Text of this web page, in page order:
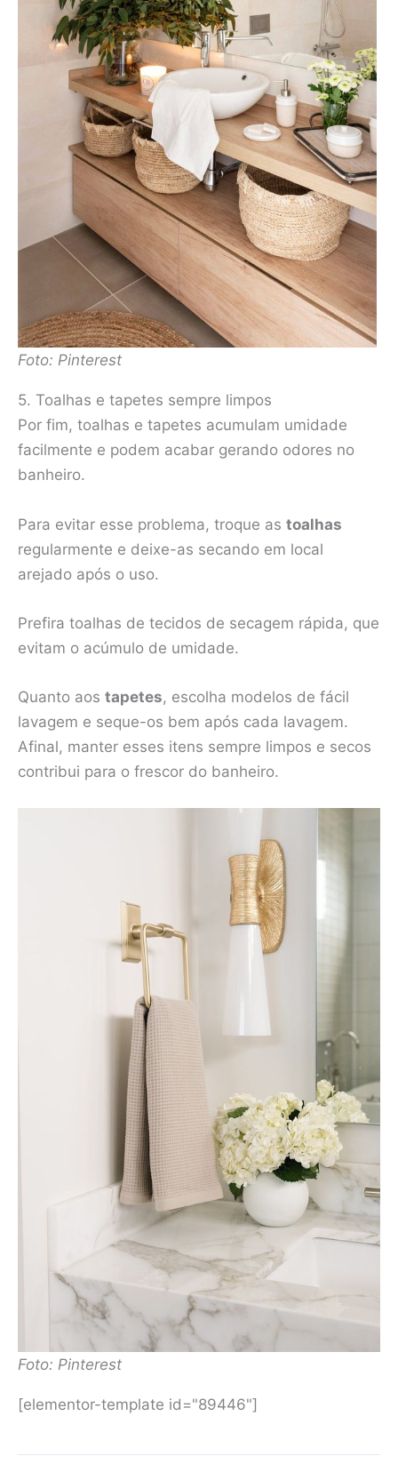
Foto: Pinterest
5. Toalhas e tapetes sempre limpos
Por fim, toalhas e tapetes acumulam umidade
facilmente e podem acabar gerando odores no
banheiro.
Para evitar esse problema, troque as toalhas
regularmente e deixe-as secando em local
arejado após o uso.
Prefira toalhas de tecidos de secagem rápida, que
evitam o acúmulo de umidade.
Quanto aos tapetes, escolha modelos de fácil
lavagem e seque-os bem após cada lavagem.
Afinal, manter esses itens sempre limpos e secos
contribui para o frescor do banheiro.
Foto: Pinterest
[elementor-template id="89446"]